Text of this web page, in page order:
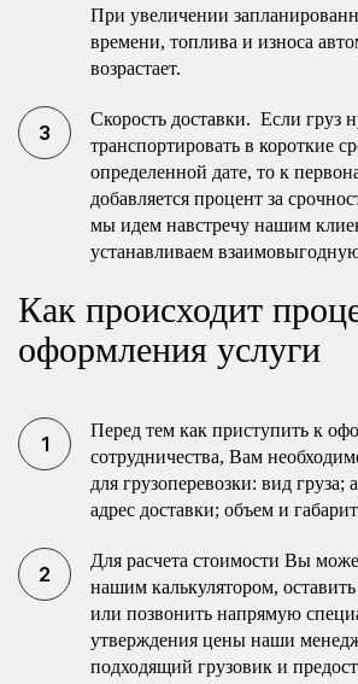
При увеличении
времени, топлива и износа
возрастает.
Скорость доставки. Если груз
транспортировать в короткие
определенной дате, то к
добавляется процент за
мы идем навстречу нашим
устанавливаем
Как происходит
оформления услуги
Перед тем как приступить к
сотрудничества, Вам
для грузоперевозки: вид груза;
адрес доставки; объем и
Для расчета стоимости Вы
нашим калькулятором, оставить
или позвонить напрямую
утверждения цены наши
подходящий грузовик и